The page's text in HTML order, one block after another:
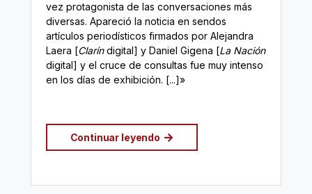
vez protagonista de las conversaciones más
diversas. Apareció la noticia en sendos
artículos periodísticos firmados por Alejandra
Laera [Claríndigital] y Daniel Gigena [La Nación
digital] y el cruce de consultas fue muy intenso
en los días de exhibición. [...]»
Continuar leyendo